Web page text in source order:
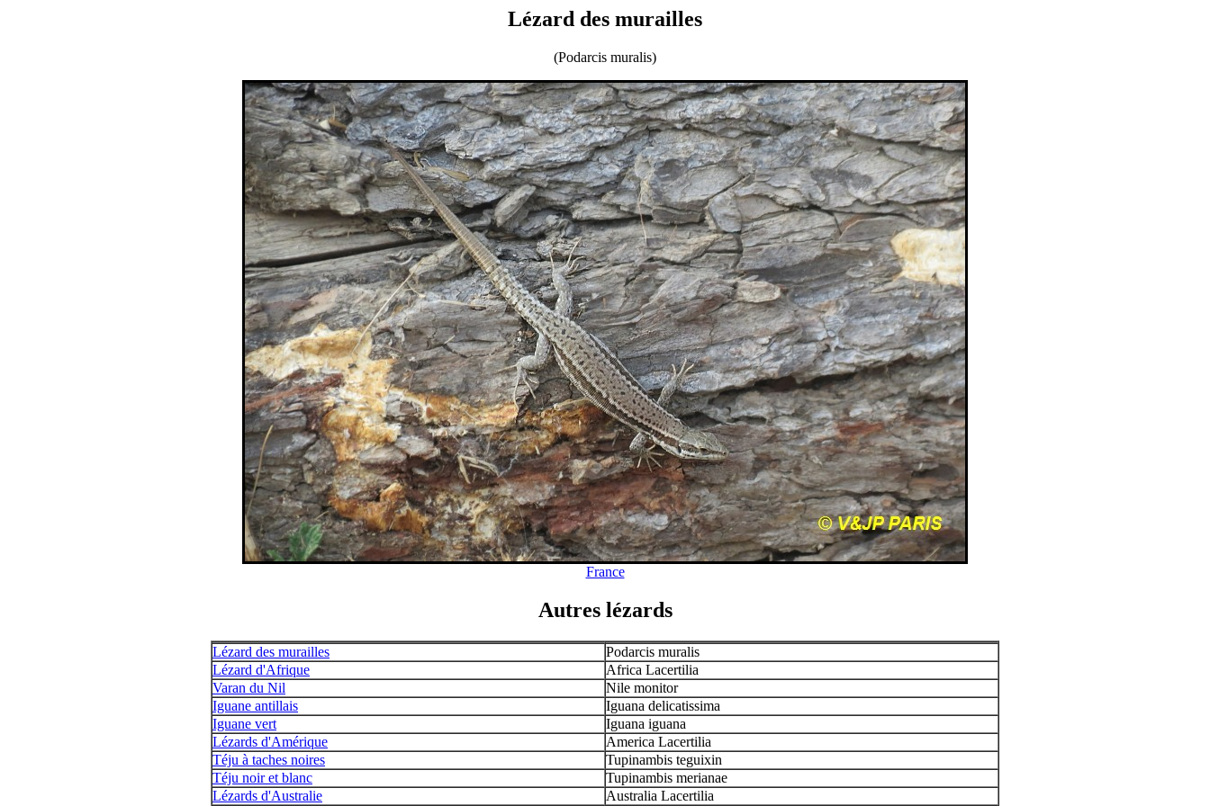
Lézard des murailles
(Podarcis muralis)
France
Autres lézards
Lézard des murailles
Podarcis muralis
Lézard d'Afrique
Africa Lacertilia
Varan du Nil
Nile monitor
Iguane antillais
Iguana delicatissima
Iguane vert
Iguana iguana
Lézards d'Amérique
America Lacertilia
Téju à taches noires
Tupinambis teguixin
Téju noir et blanc
Tupinambis merianae
Lézards d'Australie
Australia Lacertilia